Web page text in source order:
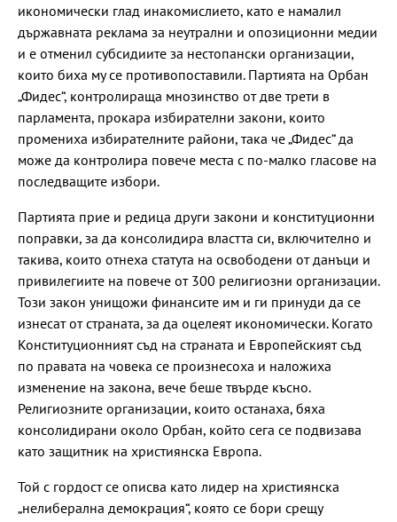
икономически глад инакомислието, като е намалил
държавната реклама за неутрални и опозиционни медии
и е отменил субсидиите за нестопански организации,
които биха му се противопоставили. Партията на Орбан
„Фидес“, контролираща мнозинство от две трети в
парламента, прокара избирателни закони, които
промениха избирателните райони, така че „Фидес“ да
може да контролира повече места с по-малко гласове на
последващите избори.
Партията прие и редица други закони и конституционни
поправки, за да консолидира властта си, включително и
такива, които отнеха статута на освободени от данъци и
привилегиите на повече от 300 религиозни организации.
Този закон унищожи финансите им и ги принуди да се
изнесат от страната, за да оцелеят икономически. Когато
Конституционният съд на страната и Европейският съд
по правата на човека се произнесоха и наложиха
изменение на закона, вече беше твърде късно.
Религиозните организации, които останаха, бяха
консолидирани около Орбан, който сега се подвизава
като защитник на християнска Европа.
Той с гордост се описва като лидер на християнска
„нелиберална демокрация“, която се бори срещу